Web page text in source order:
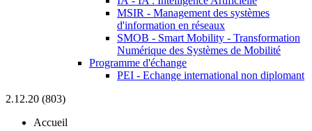
MSIR - Management des systèmes
d'information en réseaux
SMOB - Smart Mobility - Transformation
Numérique des Systèmes de Mobilité
Programme d'échange
PEI - Echange international non diplomant
2.12.20 (803)
Accueil